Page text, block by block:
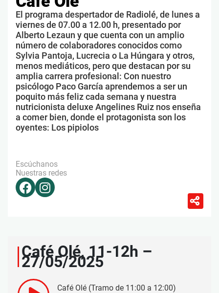
El programa despertador de Radiolé, de lunes a
viernes de 07.00 a 12.00 h, presentado por
Alberto Lezaun y que cuenta con un amplio
número de colaboradores conocidos como
Sylvia Pantoja, Lucrecia o La Húngara y otros,
menos mediáticos, pero que destacan por su
amplia carrera profesional: Con nuestro
psicólogo Paco García aprendemos a ser un
poquito más feliz cada semana y nuestra
nutricionista deluxe Angelines Ruiz nos enseña
a comer bien, donde el protagonista son los
oyentes: Los pipiolos
Escúchanos
Nuestras redes
Café Olé, 11-12h –
27/05/2025
Café Olé (Tramo de 11:00 a 12:00)